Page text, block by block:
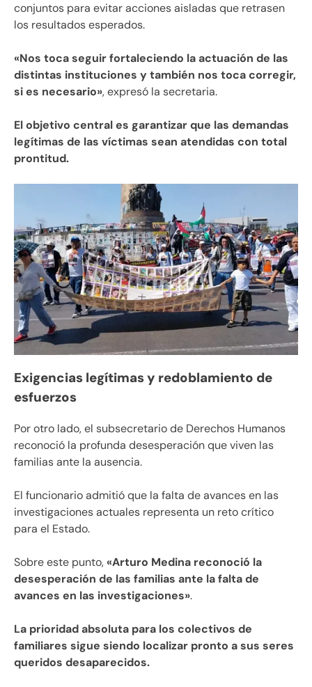
conjuntos para evitar acciones aisladas que retrasen
los resultados esperados.
«Nos toca seguir fortaleciendo la actuación de las
distintas instituciones y también nos toca corregir,
si es necesario», expresó la secretaria.
El objetivo central es garantizar que las demandas
legítimas de las víctimas sean atendidas con total
prontitud.
Exigencias legítimas y redoblamiento de
esfuerzos
Por otro lado, el subsecretario de Derechos Humanos
reconoció la profunda desesperación que viven las
familias ante la ausencia.
El funcionario admitió que la falta de avances en las
investigaciones actuales representa un reto crítico
para el Estado.
Sobre este punto,«Arturo Medina reconoció la
desesperación de las familias ante la falta de
avances en las investigaciones».
La prioridad absoluta para los colectivos de
familiares sigue siendo localizar pronto a sus seres
queridos desaparecidos.